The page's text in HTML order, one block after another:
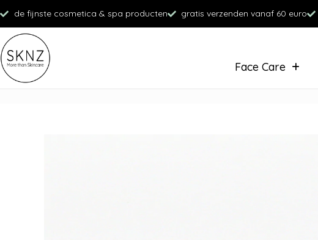
de fijnste cosmetica & spa producten gratis verzenden vanaf 60 euro
Face Care